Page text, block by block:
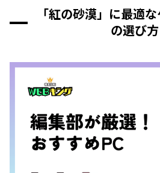
「紅の砂漠」に最適
の選び方